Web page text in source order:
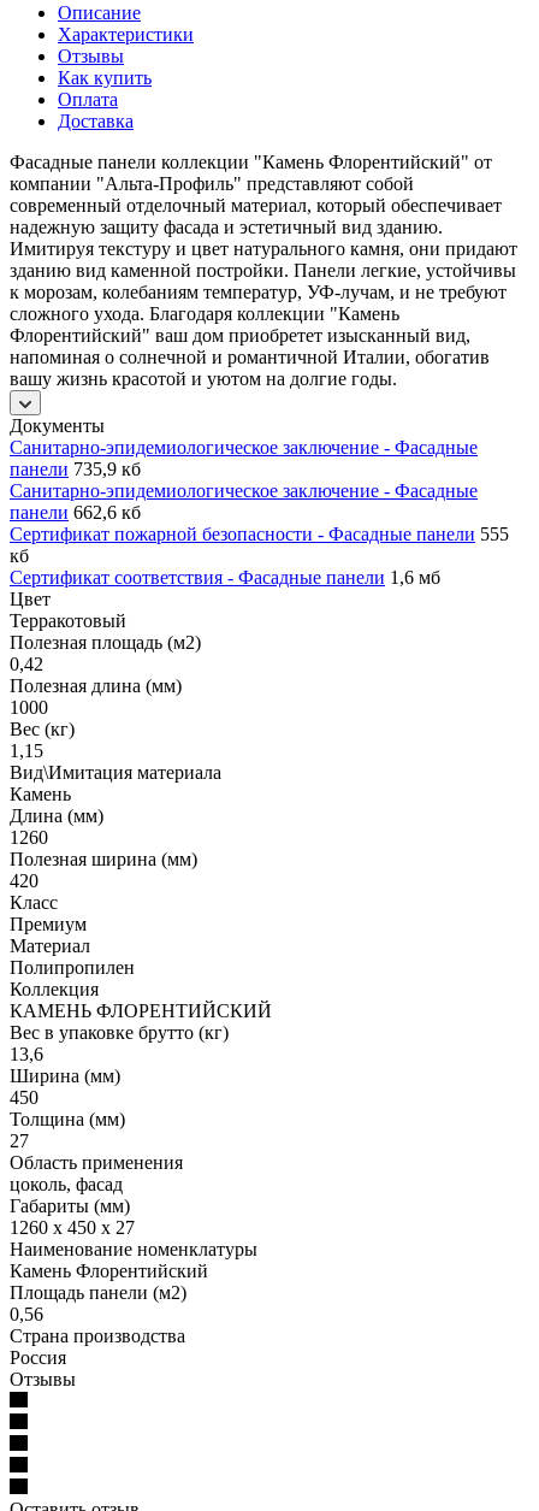
Описание
Характеристики
Отзывы
Как купить
Оплата
Доставка
Фасадные панели коллекции "Камень Флорентийский" от
компании "Альта-Профиль" представляют собой
современный отделочный материал, который обеспечивает
надежную защиту фасада и эстетичный вид зданию.
Имитируя текстуру и цвет натурального камня, они придают
зданию вид каменной постройки. Панели легкие, устойчивы
к морозам, колебаниям температур, УФ-лучам, и не требуют
сложного ухода. Благодаря коллекции "Камень
Флорентийский" ваш дом приобретет изысканный вид,
напоминая о солнечной и романтичной Италии, обогатив
вашу жизнь красотой и уютом на долгие годы.
Документы
Санитарно-эпидемиологическое заключение - Фасадные
панели 735,9 кб
Санитарно-эпидемиологическое заключение - Фасадные
панели 662,6 кб
Сертификат пожарной безопасности - Фасадные панели 555
кб
Сертификат соответствия - Фасадные панели 1,6 мб
Цвет
Терракотовый
Полезная площадь (м2)
0,42
Полезная длина (мм)
1000
Вес (кг)
1,15
Вид\Имитация материала
Камень
Длина (мм)
1260
Полезная ширина (мм)
420
Класс
Премиум
Материал
Полипропилен
Коллекция
КАМЕНЬ ФЛОРЕНТИЙСКИЙ
Вес в упаковке брутто (кг)
13,6
Ширина (мм)
450
Толщина (мм)
27
Область применения
цоколь, фасад
Габариты (мм)
1260 x 450 x 27
Наименование номенклатуры
Камень Флорентийский
Площадь панели (м2)
0,56
Страна производства
Россия
Отзывы